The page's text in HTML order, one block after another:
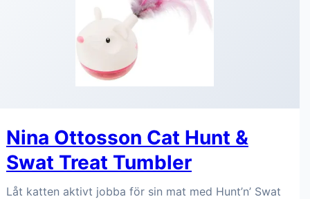
Nina Ottosson Cat Hunt &
Swat Treat Tumbler
Låt katten aktivt jobba för sin mat med Hunt’n’ Swat